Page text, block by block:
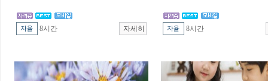
8시간 8시간